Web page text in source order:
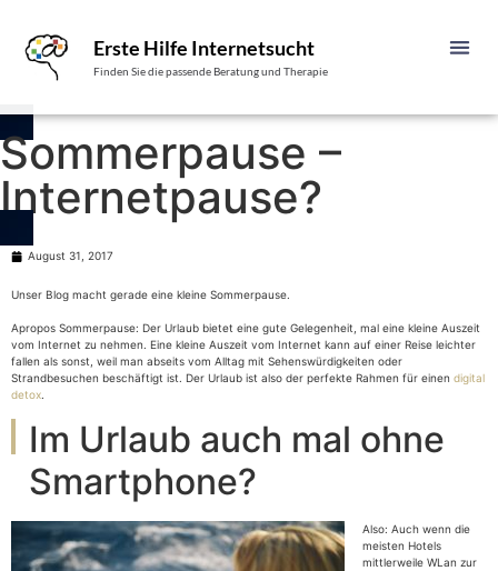
Erste Hilfe Internetsucht
Finden Sie die passende Beratung und Therapie
Sommerpause –
Internetpause?
August 31, 2017
Unser Blog macht gerade eine kleine Sommerpause.
Apropos Sommerpause: Der Urlaub bietet eine gute Gelegenheit, mal eine kleine Auszeit
vom Internet zu nehmen. Eine kleine Auszeit vom Internet kann auf einer Reise leichter
fallen als sonst, weil man abseits vom Alltag mit Sehenswürdigkeiten oder
Strandbesuchen beschäftigt ist. Der Urlaub ist also der perfekte Rahmen für einen digital
detox
Im Urlaub auch mal ohne
Smartphone?
Also: Auch wenn die
meisten Hotels
mittlerweile WLan zur